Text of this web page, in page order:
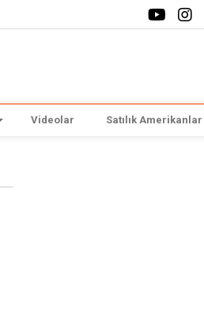
Videolar Satılık Amerikanlar